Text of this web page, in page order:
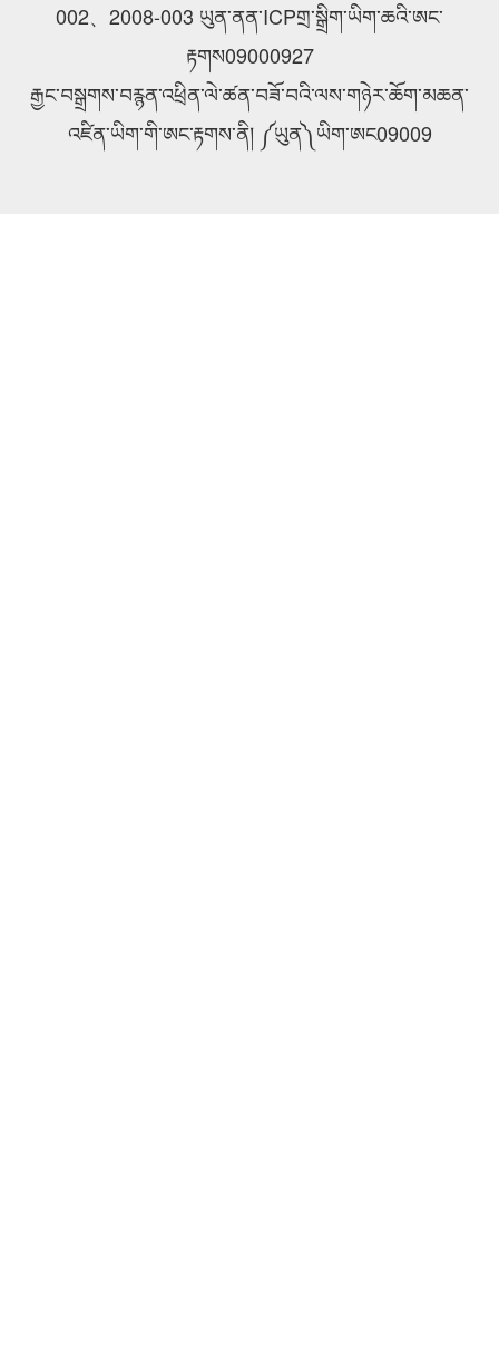
002、2008-003 ཡུན་ནན་ICPགྲ་སྒྲིག་ཡིག་ཆའི་ཨང་
རྟགས09000927
རྒྱང་བསྒྲགས་བརྙན་འཕྲིན་ལེ་ཚན་བཟོ་བའི་ལས་གཉེར་ཆོག་མཆན་
འཛིན་ཡིག་གི་ཨང་རྟགས་ནི། ༼ཡུན༽ཡིག་ཨང09009